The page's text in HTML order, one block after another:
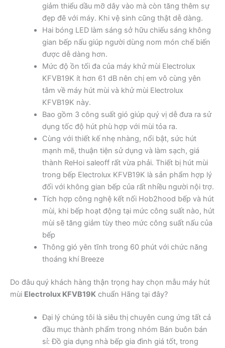
giảm thiểu dầu mỡ dây vào mà còn tăng thêm sự
đẹp đẽ với máy. Khi vệ sinh cũng thật dễ dàng.
Hai bóng LED làm sáng sở hữu chiếu sáng không
gian bếp nấu giúp người dùng nom món chế biến
được dễ dàng hơn.
Mức độ ồn tối đa của máy khử mùi Electrolux
KFVB19K ít hơn 61 dB nên chị em vô cùng yên
tâm về máy hút mùi và khử mùi Electrolux
KFVB19K này.
Bao gồm 3 công suất gió giúp quý vị dễ đưa ra sử
dụng tốc độ hút phù hợp với mùi tỏa ra.
Cùng với thiết kế nhẹ nhàng, nổi bật, sức hút
mạnh mẽ, thuận tiện sử dụng và làm sạch, giá
thành ReHoi saleoff rất vừa phải. Thiết bị hút mùi
trong bếp Electrolux KFVB19K là sản phẩm hợp lý
đối với không gian bếp của rất nhiều người nội trợ.
Tích hợp công nghệ kết nối Hob2hood bếp và hút
mùi, khi bếp hoạt động tại mức công suất nào, hút
mùi sẽ tăng giảm tùy theo mức công suất nấu của
bếp
Thông gió yên tĩnh trong 60 phút với chức năng
thoáng khí Breeze
Do đâu quý khách hàng thận trọng hay chọn mẫu máy hút
mùi Electrolux KFVB19K chuẩn Hãng tại đây?
Đại lý chúng tôi là siêu thị chuyên cung ứng tất cả
đầu mục thành phẩm trong nhóm Bán buôn bán
sỉ: Đồ gia dụng nhà bếp gia đình giá tốt, trong